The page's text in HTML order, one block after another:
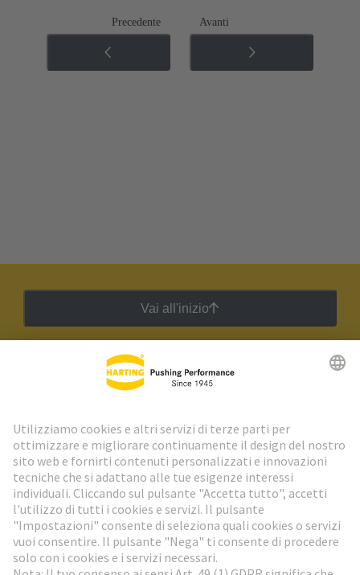
Precedente Avanti
Vai all'inizio
Newsletter HARTING
Vai al registrazione
Social Media